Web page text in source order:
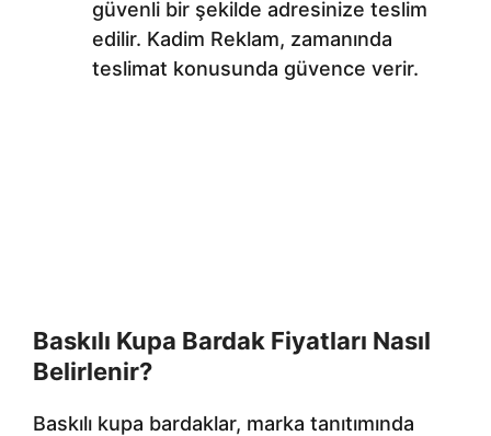
güvenli bir şekilde adresinize teslim
edilir. Kadim Reklam, zamanında
teslimat konusunda güvence verir.
Baskılı Kupa Bardak Fiyatları Nasıl
Belirlenir?
Baskılı kupa bardaklar, marka tanıtımında